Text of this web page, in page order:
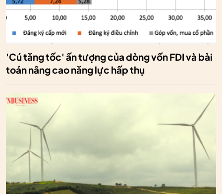
'Cú tăng tốc' ấn tượng của dòng vốn FDI và bài
toán nâng cao năng lực hấp thụ